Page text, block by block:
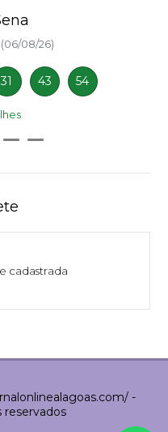
08/26)
31 43 54
cadastrada
-
reservados